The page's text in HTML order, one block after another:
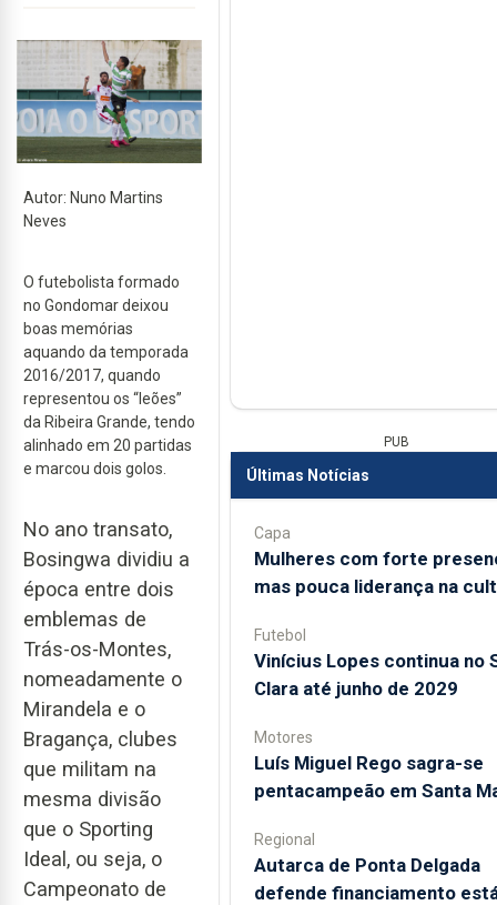
Autor: Nuno Martins
Neves
O futebolista formado
no Gondomar deixou
boas memórias
aquando da temporada
2016/2017, quando
representou os “leões”
da Ribeira Grande, tendo
alinhado em 20 partidas
e marcou dois golos.
No ano transato,
Bosingwa dividiu a
época entre dois
emblemas de
Trás-os-Montes,
nomeadamente o
Mirandela e o
Bragança, clubes
que militam na
mesma divisão
que o Sporting
Ideal, ou seja, o
Campeonato de
PUB
Últimas Notícias
Capa
Mulheres com forte
mas pouca liderança na
Futebol
Vinícius Lopes continua no
Clara até junho de 2029
Motores
Luís Miguel Rego sagra-se
pentacampeão em Santa
Regional
Autarca de Ponta Delgada
defende financiamento